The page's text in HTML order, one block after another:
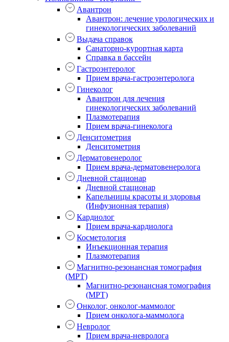
Авантрон
Авантрон: лечение урологических и
гинекологических заболеваний
Выдача справок
Санаторно-курортная карта
Справка в бассейн
Гастроэнтеролог
Прием врача-гастроэнтеролога
Гинеколог
Авантрон для лечения
гинекологических заболеваний
Плазмотерапия
Прием врача-гинеколога
Денситометрия
Денситометрия
Дерматовенеролог
Прием врача-дерматовенеролога
Дневной стационар
Дневной стационар
Капельницы красоты и здоровья
(Инфузионная терапия)
Кардиолог
Прием врача-кардиолога
Косметология
Инъекционная терапия
Плазмотерапия
Магнитно-резонансная томография
(МРТ)
Магнитно-резонансная томография
(МРТ)
Онколог, онколог-маммолог
Прием онколога-маммолога
Невролог
Прием врача-невролога